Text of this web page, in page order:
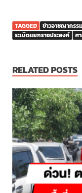
TAGGED ข่าวอาชญากรรม
ระเบิดแยกราชประสงค์
ศ
RELATED POSTS